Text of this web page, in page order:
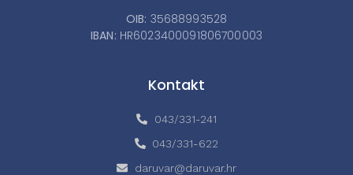
OIB: 35688993528
IBAN: HR6023400091806700003
Kontakt
043/331-241
043/331-622
daruvar@daruvar.hr